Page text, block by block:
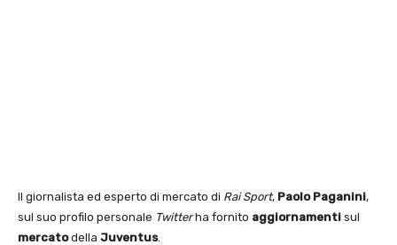
Il giornalista ed esperto di mercato di Rai Sport, Paolo Paganini,
sul suo profilo personale Twitterha fornito aggiornamenti sul
mercatodella Juventus.